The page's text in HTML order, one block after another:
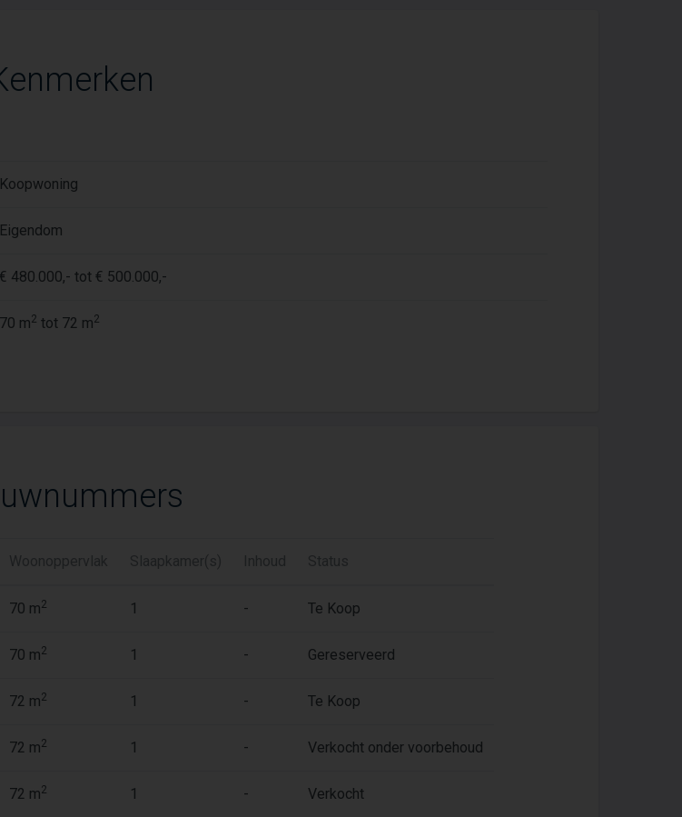
Koopwoning
Eigendom
€ 480.000,- tot € 500.000,-
70 m2 tot 72 m2
Woonoppervlak Slaapkamer(s) Inhoud Status
70 m2 1 - Te Koop
70 m2 1 - Gereserveerd
72 m2 1 - Te Koop
72 m2 1 - Verkocht onder voorbehoud
72 m2 1 - Verkocht